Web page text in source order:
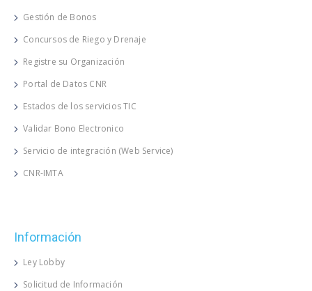
Gestión de Bonos
Concursos de Riego y Drenaje
Registre su Organización
Portal de Datos CNR
Estados de los servicios TIC
Validar Bono Electronico
Servicio de integración (Web Service)
CNR-IMTA
Información
Ley Lobby
Solicitud de Información